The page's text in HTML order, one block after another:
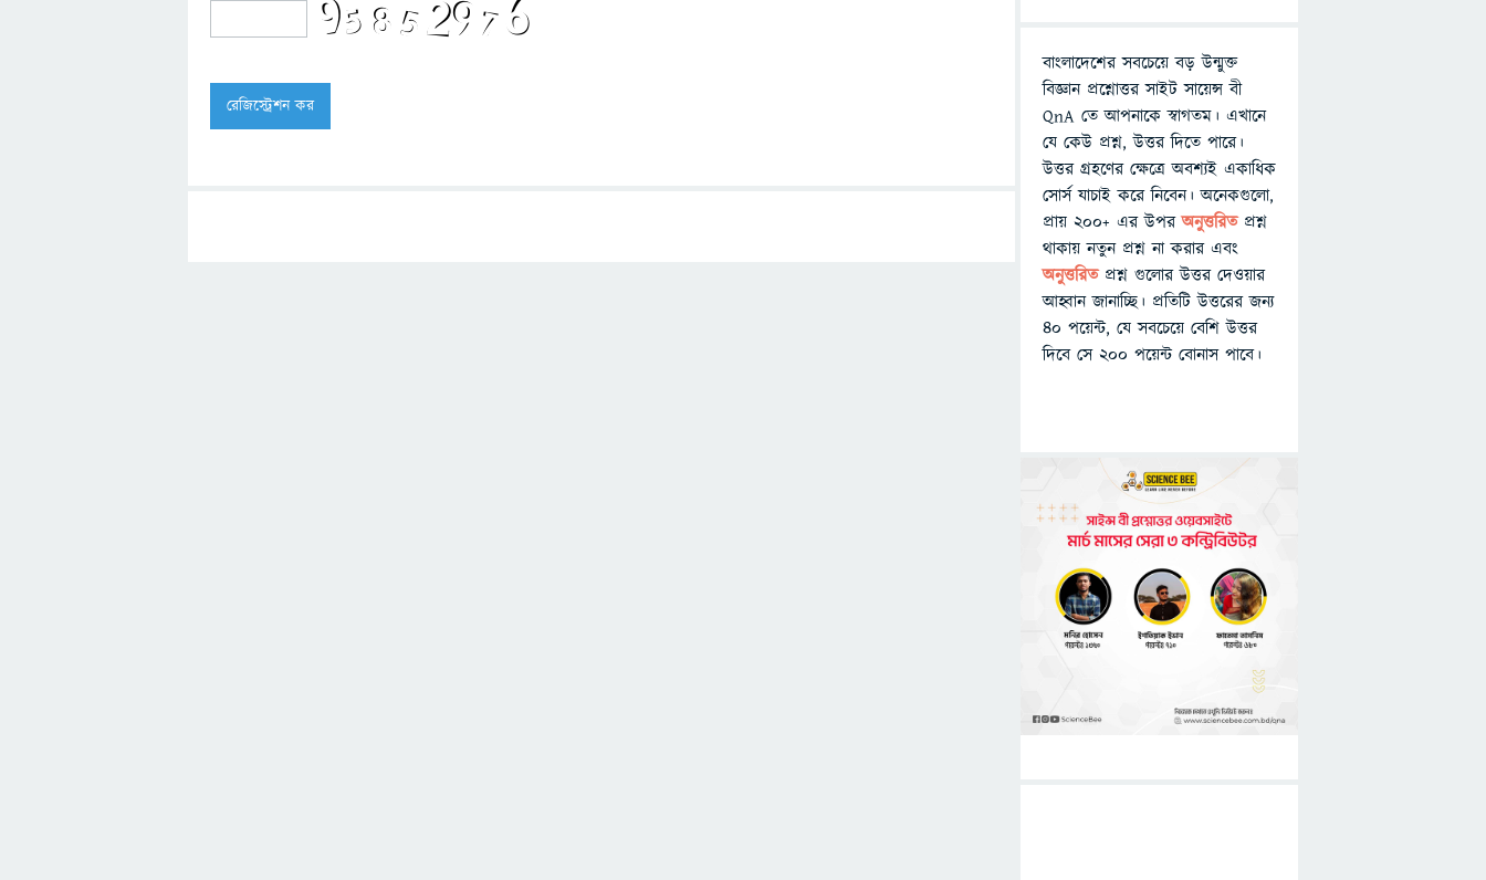
বাংলাদেশের সবচেয়ে বড় উন্মুক্ত
বিজ্ঞান প্রশ্নোত্তর সাইট সায়েন্স বী
QnA তে আপনাকে স্বাগতম। এখানে
যে কেউ প্রশ্ন, উত্তর দিতে পারে।
উত্তর গ্রহণের ক্ষেত্রে অবশ্যই একাধিক
সোর্স যাচাই করে নিবেন। অনেকগুলো,
প্রায় ২০০+ এর উপরঅনুত্তরিতপ্রশ্ন
থাকায় নতুন প্রশ্ন না করার এবং
অনুত্তরিত প্রশ্ন গুলোর উত্তর দেওয়ার
আহ্বান জানাচ্ছি। প্রতিটি উত্তরের জন্য
৪০ পয়েন্ট, যে সবচেয়ে বেশি উত্তর
দিবে সে ২০০ পয়েন্ট বোনাস পাবে।